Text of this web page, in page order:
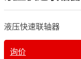
液压快速联轴器
询价